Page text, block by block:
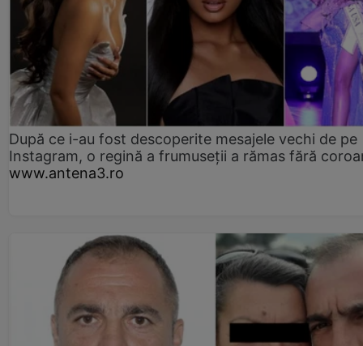
După ce i-au fost descoperite mesajele vechi de pe
Instagram, o regină a frumuseții a rămas fără
www.antena3.ro